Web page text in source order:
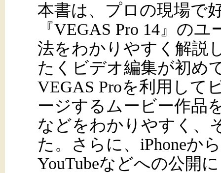
本書は、プロの現場で
『VEGAS Pro 14』の
法をわかりやすく解説
たくビデオ編集が初め
VEGAS Proを利用して
ージするムービー作品
などをわかりやすく、
た。さらに、iPhoneか
YouTubeなどへの公開